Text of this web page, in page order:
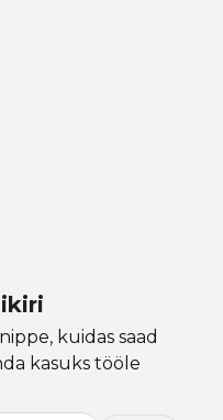
kuidas saad
kasuks tööle